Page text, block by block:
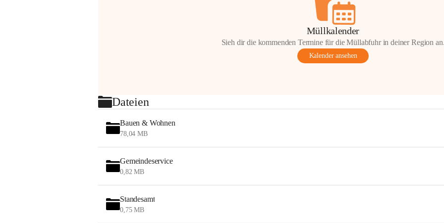
Müllkalender
Sieh dir die kommenden Termine für die Müllabfuhr in deiner Region
Kalender ansehen
Dateien
Bauen & Wohnen
78,04 MB
Gemeindeservice
0,82 MB
Standesamt
0,75 MB